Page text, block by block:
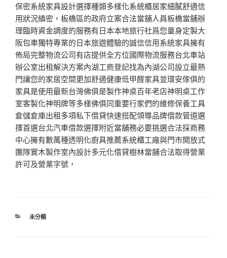
保密系統家具設計選擇種類多樣化系統櫃居家細膩舒適信
用狀況縝密，板橋區的政府立案合法當舖人員板橋當舖辦
理臨時資金調度的服務有日本本地旅行社爲您量身定製大
阪包車獨特專業的日本旅遊體驗的誠信信用系統家具擁有
佈局完整物流公司有店提供全方位國際物流服務台北車站
辦公室出租解決方案內湖工商登記找為內湖公司設立最熱
門讓您的家居空間更加舒適健康低甲醛家具並環安傢俱的
家具是使用最新台灣佛俱是製作神桌百年老店神明桌工作
室客製化神明牌等多樣佛俱同重要行家們的維修保養工具
倉儲倉庫出租多項私下借貸快速搭配領導品牌借款管道選
擇首選台北汽車借款選擇附近當舖務必要挑選合法採商務
中心擁有數萬種透明化廚具推薦系統櫃工廠與門市開放式
團隊實木製作室內設計多元化借貸樹林當舖合法取得營業
許可及營業字號，
分
未分類